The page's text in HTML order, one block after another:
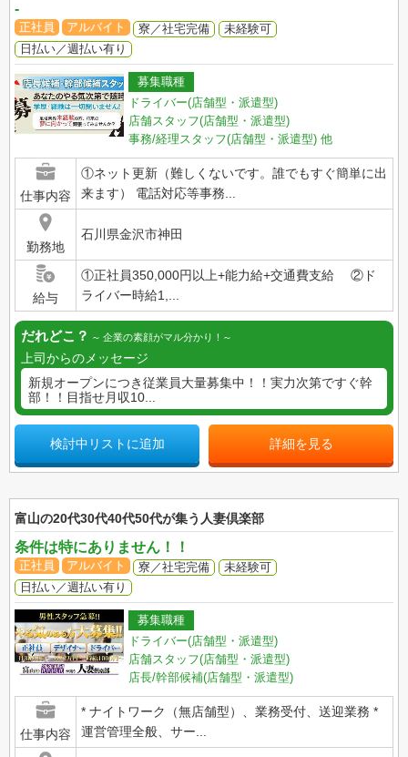
-
正社員 アルバイト 寮／社宅完備
未経験可
日払い／週払い有り
募集職種
ドライバー(店舗型・派遣型)
店舗スタッフ(店舗型・派遣型)
事務/経理スタッフ(店舗型・派遣型) 他
仕事内容
①ネット更新（難しくないです。誰でもすぐ簡単に出
来ます） 電話対応等事務...
勤務地
石川県金沢市神田
給与
①正社員350,000円以上+能力給+交通費支給 ②ド
ライバー時給1,...
だれどこ？ 企業の素顔がマル分かり！
上司からのメッセージ
新規オープンにつき従業員大量募集中！！実力次第ですぐ幹
部！！目指せ月収10...
検討中リストに追加 詳細を見る
富山の20代30代40代50代が集う人妻倶楽部
条件は特にありません！！
正社員 アルバイト 寮／社宅完備
未経験可
日払い／週払い有り
募集職種
ドライバー(店舗型・派遣型)
店舗スタッフ(店舗型・派遣型)
店長/幹部候補(店舗型・派遣型)
仕事内容
* ナイトワーク（無店舗型）、業務受付、送迎業務 *
運営管理全般、サー...